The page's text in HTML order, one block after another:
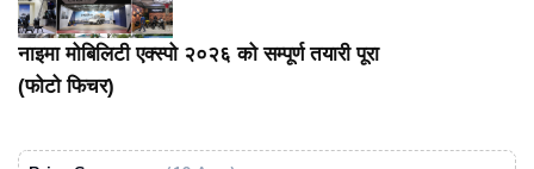
नाइमा मोबिलिटी एक्स्पो २०२६ को सम्पूर्ण तयारी पूरा
(फोटो फिचर)